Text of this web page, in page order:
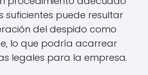
suficientes puede resultar
del despido como
lo que podría acarrear
legales para la empresa.